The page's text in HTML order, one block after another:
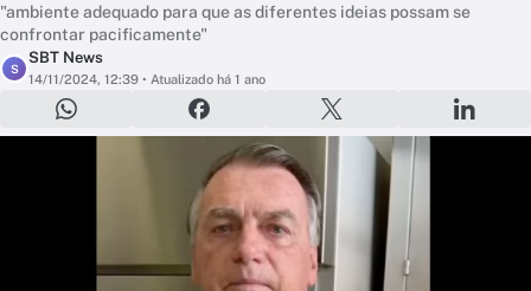
"ambiente adequado para que as diferentes ideias possam se
confrontar pacificamente"
S
SBT News
14/11/2024, 12:39 • Atualizado há 1 ano